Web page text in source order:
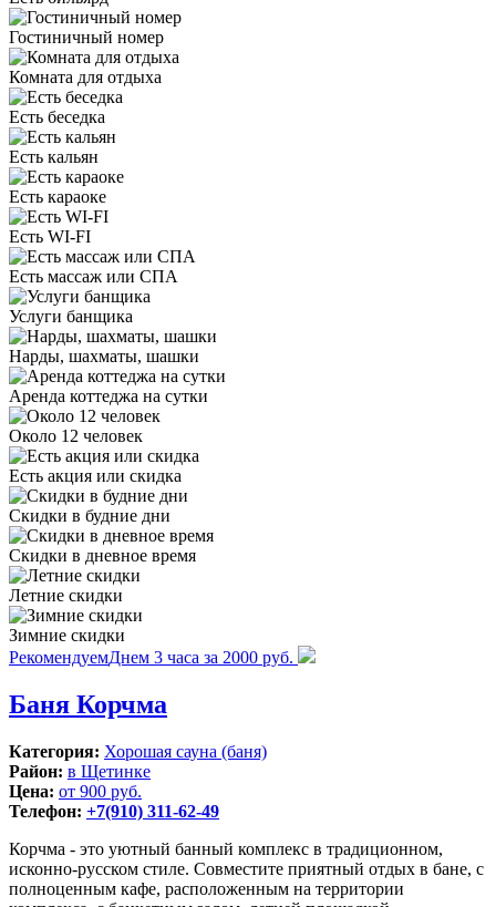
Гостиничный номер
Комната для отдыха
Есть беседка
Есть кальян
Есть караоке
Есть WI-FI
Есть массаж или СПА
Услуги банщика
Нарды, шахматы, шашки
Аренда коттеджа на сутки
Около 12 человек
Есть акция или скидка
Скидки в будние дни
Скидки в дневное время
Летние скидки
Зимние скидки
РекомендуемДнем 3 часа за 2000 руб.
Баня Корчма
Категория: Хорошая сауна (баня)
Район: в Щетинке
Цена: от 900 руб.
Телефон: +7(910) 311-62-49
Корчма - это уютный банный комплекс в традиционном,
исконно-русском стиле. Совместите приятный отдых в бане, с
полноценным кафе, расположенным на территории